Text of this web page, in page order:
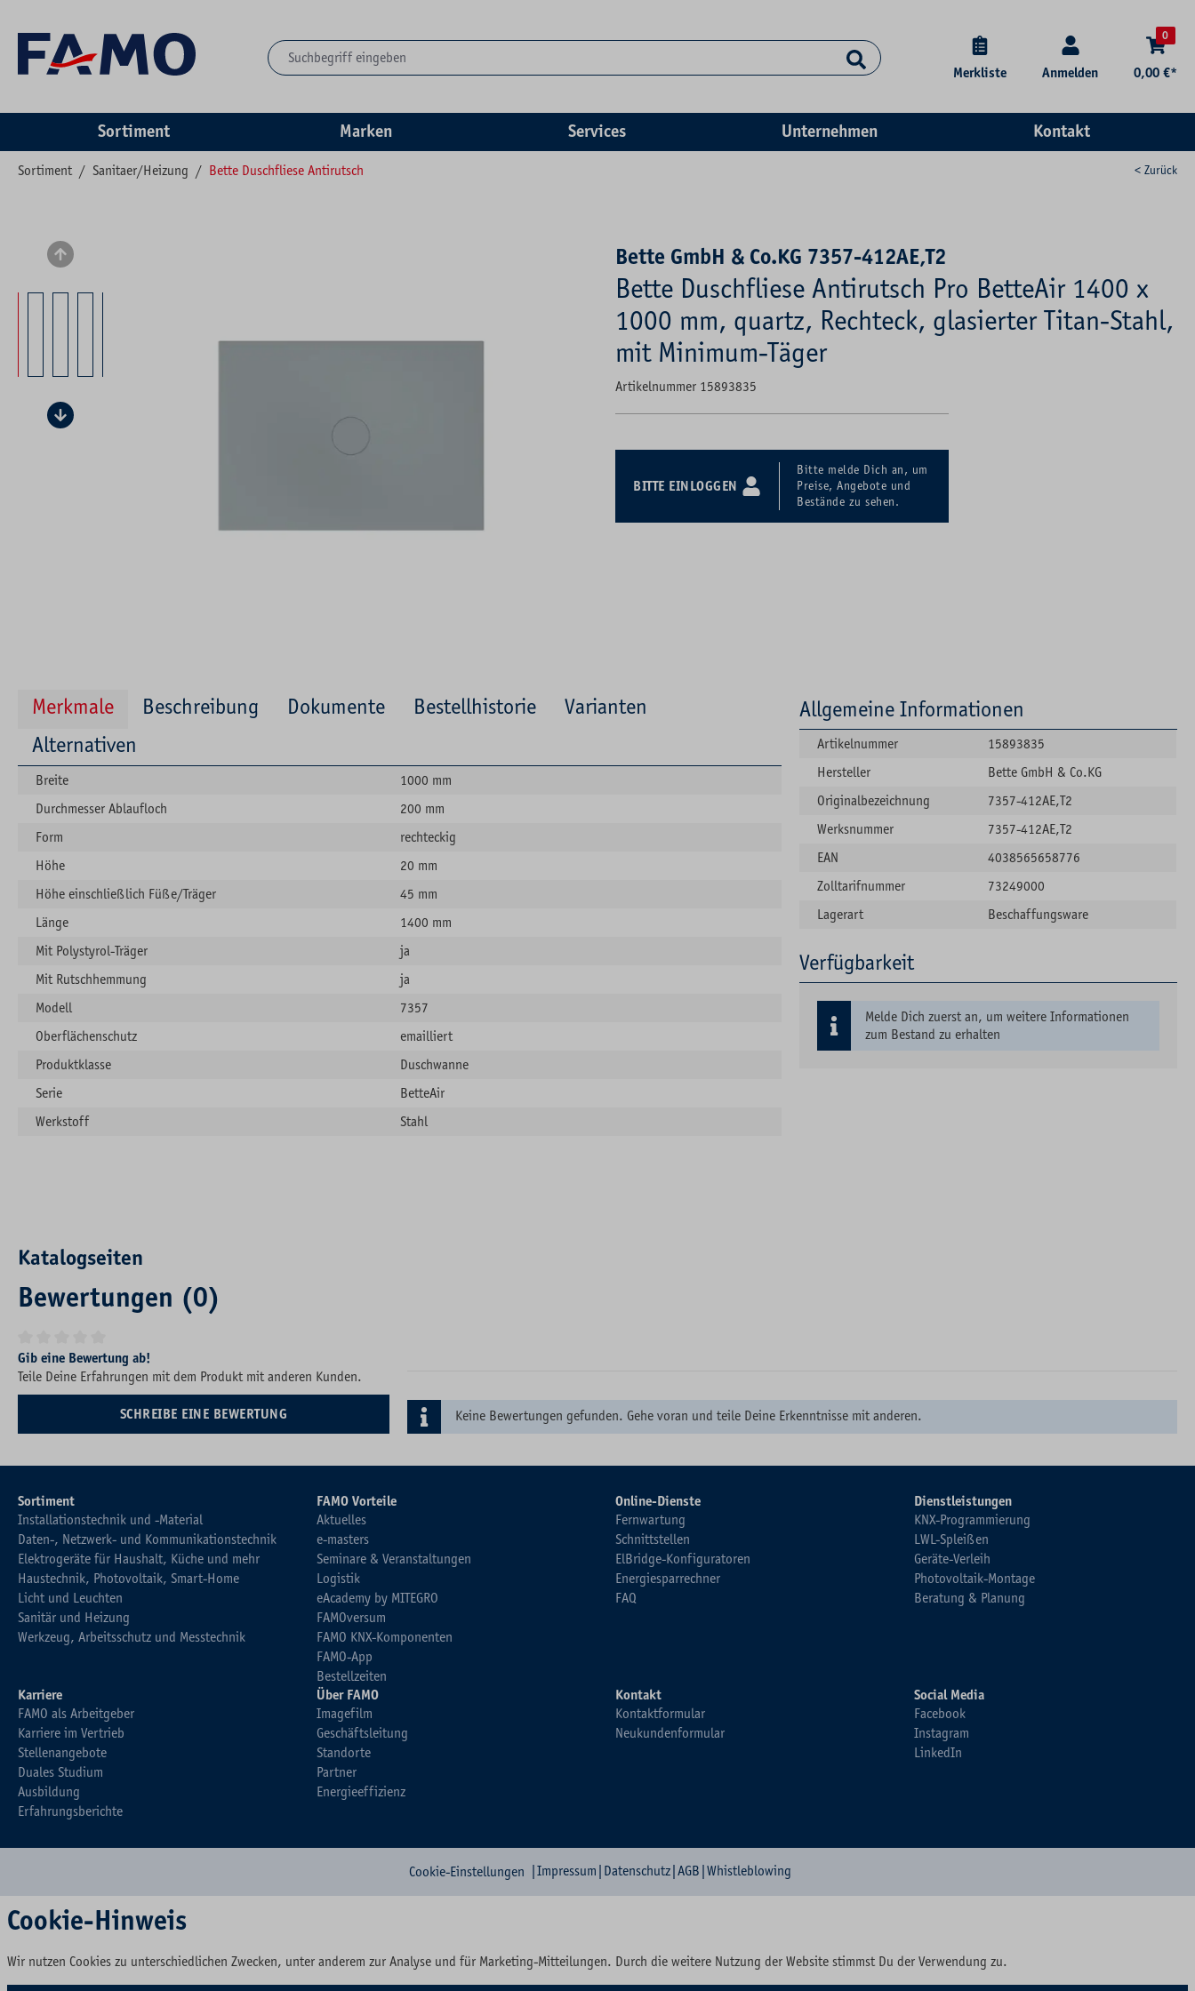
Merkliste Anmelden
0
0,00 €*
Sortiment Marken Services Unternehmen Kontakt
Sortiment / Sanitaer/Heizung / Bette Duschfliese Antirutsch < Zurück
Bildergalerie überspringen Bette GmbH & Co.KG 7357-412AE,T2
Bette Duschfliese Antirutsch Pro BetteAir 1400 x
1000 mm, quartz, Rechteck, glasierter Titan-Stahl,
mit Minimum-Täger
Artikelnummer 15893835
BITTE EINLOGGEN
Bitte melde Dich an, um
Preise, Angebote und
Bestände zu sehen.
Merkmale Beschreibung Dokumente Bestellhistorie
Varianten
Alternativen
Breite
1000 mm
Durchmesser Ablaufloch
200 mm
Form
rechteckig
Höhe
20 mm
Höhe einschließlich Füße/Träger
45 mm
Länge
1400 mm
Mit Polystyrol-Träger
ja
Mit Rutschhemmung
ja
Modell
7357
Oberflächenschutz
emailliert
Produktklasse
Duschwanne
Serie
BetteAir
Werkstoff
Stahl
Allgemeine Informationen
Artikelnummer
15893835
Hersteller
Bette GmbH & Co.KG
Originalbezeichnung
7357-412AE,T2
Werksnummer
7357-412AE,T2
EAN
4038565658776
Zolltarifnummer
73249000
Lagerart
Beschaffungsware
Verfügbarkeit
Melde Dich zuerst an, um weitere Informationen
zum Bestand zu erhalten
Katalogseiten
Bewertungen (0)
Durchschnittliche Bewertung von 0 von 5 Sternen
Gib eine Bewertung ab!
Teile Deine Erfahrungen mit dem Produkt mit anderen Kunden.
SCHREIBE EINE BEWERTUNG Keine Bewertungen gefunden. Gehe voran und teile Deine Erkenntnisse mit anderen.
Sortiment
Installationstechnik und -Material
Daten-, Netzwerk- und Kommunikationstechnik
Elektrogeräte für Haushalt, Küche und mehr
Haustechnik, Photovoltaik, Smart-Home
Licht und Leuchten
Sanitär und Heizung
Werkzeug, Arbeitsschutz und Messtechnik
FAMO Vorteile
Aktuelles
e-masters
Seminare & Veranstaltungen
Logistik
eAcademy by MITEGRO
FAMOversum
FAMO KNX-Komponenten
FAMO-App
Bestellzeiten
Online-Dienste
Fernwartung
Schnittstellen
ElBridge-Konfiguratoren
Energiesparrechner
FAQ
Dienstleistungen
KNX-Programmierung
LWL-Spleißen
Geräte-Verleih
Photovoltaik-Montage
Beratung & Planung
Karriere
FAMO als Arbeitgeber
Karriere im Vertrieb
Stellenangebote
Duales Studium
Ausbildung
Erfahrungsberichte
Über FAMO
Imagefilm
Geschäftsleitung
Standorte
Partner
Energieeffizienz
Kontakt
Kontaktformular
Neukundenformular
Social Media
Facebook
Instagram
LinkedIn
Cookie-Einstellungen Impressum Datenschutz AGB Whistleblowing
Cookie-Hinweis
Wir nutzen Cookies zu unterschiedlichen Zwecken, unter anderem zur Analyse und für Marketing-Mitteilungen. Durch die weitere Nutzung der Website stimmst Du der Verwendung zu.